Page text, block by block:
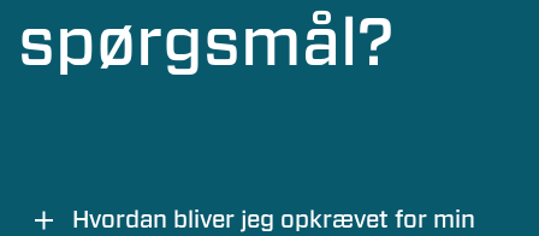
spørgsmål?
Hvordan bliver jeg opkrævet for min